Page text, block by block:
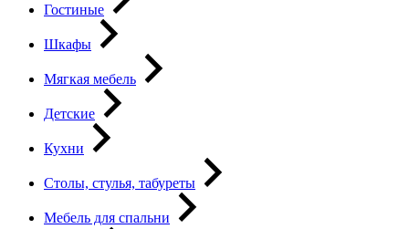
Гостиные
Шкафы
Мягкая мебель
Детские
Кухни
Столы, стулья, табуреты
Мебель для спальни